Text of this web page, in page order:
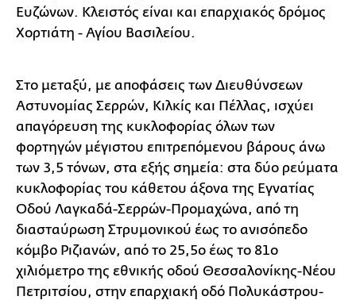
Ευζώνων. Κλειστός είναι και επαρχιακός δρόμος
Χορτιάτη - Αγίου Βασιλείου.
Στο μεταξύ, με αποφάσεις των Διευθύνσεων
Αστυνομίας Σερρών, Κιλκίς και Πέλλας, ισχύει
απαγόρευση της κυκλοφορίας όλων των
φορτηγών μέγιστου επιτρεπόμενου βάρους άνω
των 3,5 τόνων, στα εξής σημεία: στα δύο ρεύματα
κυκλοφορίας του κάθετου άξονα της Εγνατίας
Οδού Λαγκαδά-Σερρών-Προμαχώνα, από τη
διασταύρωση Στρυμονικού έως το ανισόπεδο
κόμβο Ριζιανών, από το 25,5ο έως το 81ο
χιλιόμετρο της εθνικής οδού Θεσσαλονίκης-Νέου
Πετριτσίου, στην επαρχιακή οδό Πολυκάστρου-